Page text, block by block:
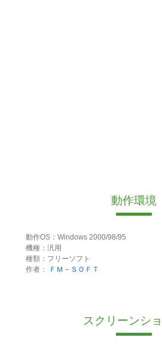
動作環境
動作OS：Windows 2000/98/95
機種：汎用
種類：フリーソフト
作者：
ＦＭ－ＳＯＦＴ
スクリーンシ